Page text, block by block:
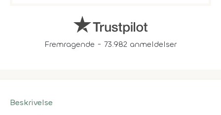
Fremragende - 73.982 anmeldelser
Beskrivelse